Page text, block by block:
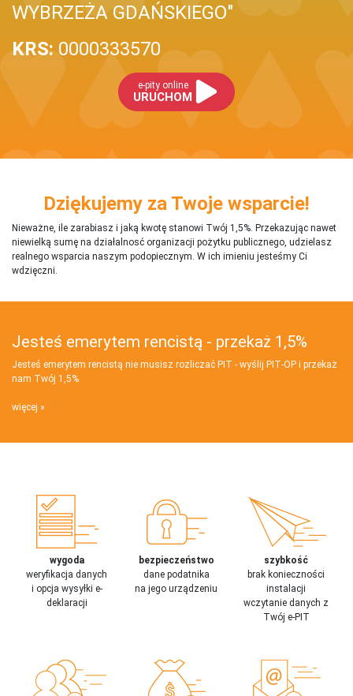
WYBRZEŻA GDAŃSKIEGO"
KRS: 0000333570
e-pity online
URUCHOM
Dziękujemy za Twoje wsparcie!
Nieważne, ile zarabiasz i jaką kwotę stanowi Twój 1,5%. Przekazując nawet
niewielką sumę na działalnosć organizacji pożytku publicznego, udzielasz
realnego wsparcia naszym podopiecznym. W ich imieniu jesteśmy Ci
wdzięczni.
Jesteś emerytem rencistą - przekaż 1,5%
Jesteś emerytem rencistą nie musisz rozliczać PIT - wyślij PIT‑OP i przekaż
nam Twój 1,5%
więcej
wygoda
weryfikacja danych
i opcja wysyłki e-
deklaracji
bezpieczeństwo
dane podatnika
na jego urządzeniu
szybkość
brak konieczności
instalacji
wczytanie danych z
Twój e-PIT